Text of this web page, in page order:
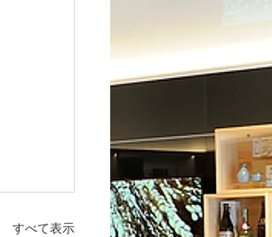
すべて表示